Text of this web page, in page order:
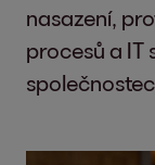
nasazení,
procesů a IT